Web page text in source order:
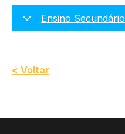
Ensino Secundário
< Voltar